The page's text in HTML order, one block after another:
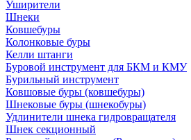
Уширители
Шнеки
Ковшебуры
Колонковые буры
Келли штанги
Буровой инструмент для БКМ и КМУ
Бурильный инструмент
Ковшовые буры (ковшебуры)
Шнековые буры (шнекобуры)
Удлинители шнека гидровращателя
Шнек секционный